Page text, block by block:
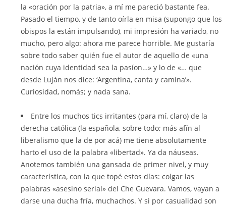
la «oración por la patria», a mí me pareció bastante fea.
Pasado el tiempo, y de tanto oírla en misa (supongo que los
obispos la están impulsando), mi impresión ha variado, no
mucho, pero algo: ahora me parece horrible. Me gustaría
sobre todo saber quién fue el autor de aquello de «una
nación cuya identidad sea la pasíon…» y lo de «… que
desde Luján nos dice: ‘Argentina, canta y camina’».
Curiosidad, nomás; y nada sana.
Entre los muchos tics irritantes (para mí, claro) de la
derecha católica (la española, sobre todo; más afín al
liberalismo que la de por acá) me tiene absolutamente
harto el uso de la palabra «libertad». Ya da náuseas.
Anotemos también una gansada de primer nivel, y muy
característica, con la que topé estos días: colgar las
palabras «asesino serial» del Che Guevara. Vamos, vayan a
darse una ducha fría, muchachos. Y si por casualidad son